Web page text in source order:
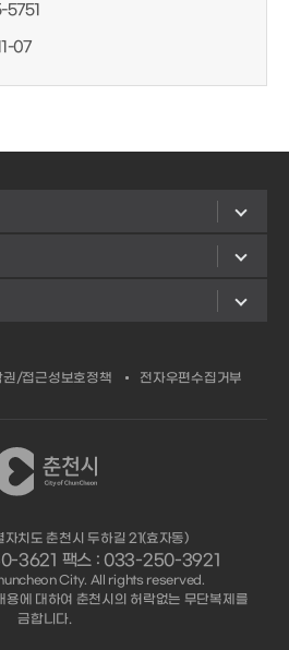
07
권/접근성보호정책 전자우편수집거부
치도 춘천시 두하길 21(효자동)
3621 팩스 : 033-250-3921
City. All rights reserved.
용에 대하여 춘천시의 허락없는 무단복제를
금합니다.